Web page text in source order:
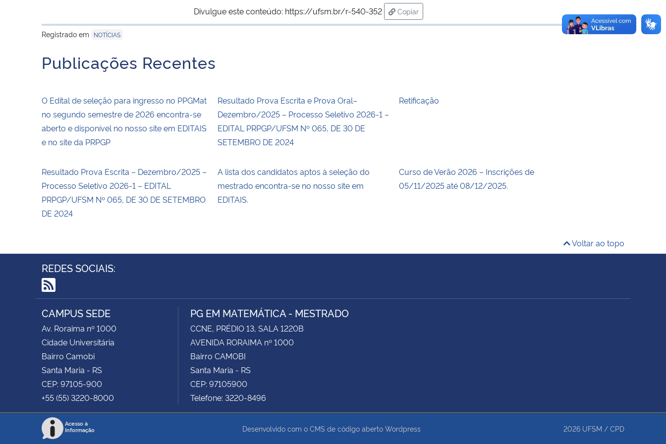
Divulgue este conteúdo: https://ufsm.br/r-540-352
Copiar
para área de transferência
Registrado em
NOTÍCIAS
Publicações Recentes
O Edital de seleção para ingresso no PPGMat
no segundo semestre de 2026 encontra-se
aberto e disponível no nosso site em EDITAIS
e no site da PRPGP
Resultado Prova Escrita e Prova Oral–
Dezembro/2025 – Processo Seletivo 2026-1 –
EDITAL PRPGP/UFSM Nº 065, DE 30 DE
SETEMBRO DE 2024
Retificação
Resultado Prova Escrita – Dezembro/2025 –
Processo Seletivo 2026-1 – EDITAL
PRPGP/UFSM Nº 065, DE 30 DE SETEMBRO
DE 2024
A lista dos candidatos aptos à seleção do
mestrado encontra-se no nosso site em
EDITAIS.
Curso de Verão 2026 – Inscrições de
05/11/2025 até 08/12/2025.
Voltar ao topo
REDES SOCIAIS:
RSS
CAMPUS SEDE
Av. Roraima nº 1000
Cidade Universitária
Bairro Camobi
Santa Maria - RS
CEP: 97105-900
+55 (55) 3220-8000
PG EM MATEMÁTICA - MESTRADO
CCNE, PRÉDIO 13, SALA 1220B
AVENIDA RORAIMA nº 1000
Bairro CAMOBI
Santa Maria - RS
CEP: 97105900
Telefone: 3220-8496
Acesso à
Informação
Desenvolvido com o CMS de código aberto Wordpress 2026 UFSM / CPD